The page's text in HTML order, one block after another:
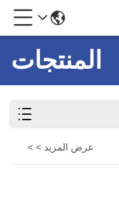
المنتجات
عرض المزيد > >